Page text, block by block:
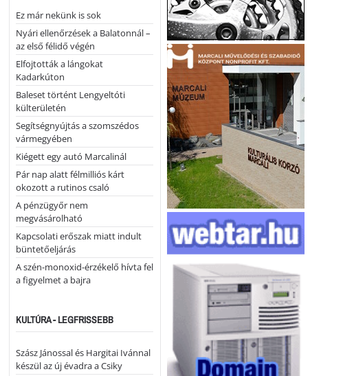
Ez már nekünk is sok
Nyári ellenőrzések a Balatonnál –
az első félidő végén
Elfojtották a lángokat
Kadarkúton
Baleset történt Lengyeltóti
külterületén
Segítségnyújtás a szomszédos
vármegyében
Kiégett egy autó Marcalinál
Pár nap alatt félmilliós kárt
okozott a rutinos csaló
A pénzügyőr nem
megvásárolható
Kapcsolati erőszak miatt indult
büntetőeljárás
A szén-monoxid-érzékelő hívta fel
a figyelmet a bajra
KULTÚRA - LEGFRISSEBB
Szász Jánossal és Hargitai Ivánnal
készül az új évadra a Csiky